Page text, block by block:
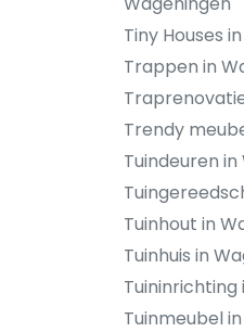
Tiny Houses
Trappen in
Trendy
Tuindeuren
Tuinhout in
Tuinhuis in
Tuininrichting
Tuinmeubel